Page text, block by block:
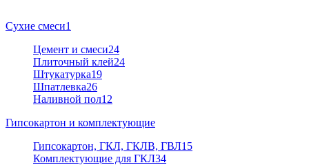
Сухие смеси1
Цемент и смеси24
Плиточный клей24
Штукатурка19
Шпатлевка26
Наливной пол12
Гипсокартон и комплектующие
Гипсокартон, ГКЛ, ГКЛВ, ГВЛ15
Комплектующие для ГКЛ34